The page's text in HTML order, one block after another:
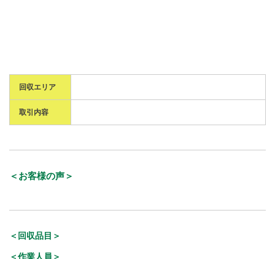
回収エリア
取引内容
＜お客様の声＞
＜回収品目＞
＜作業人員＞